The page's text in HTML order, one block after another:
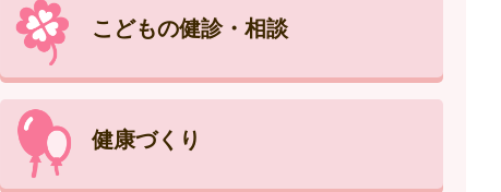
こどもの健診・相談
健康づくり